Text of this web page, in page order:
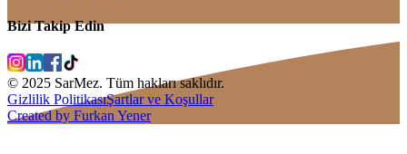
Bizi Takip Edin
© 2025 SarMez. Tüm hakları saklıdır.
Gizlilik PolitikasıŞartlar ve Koşullar
Created by Furkan Yener